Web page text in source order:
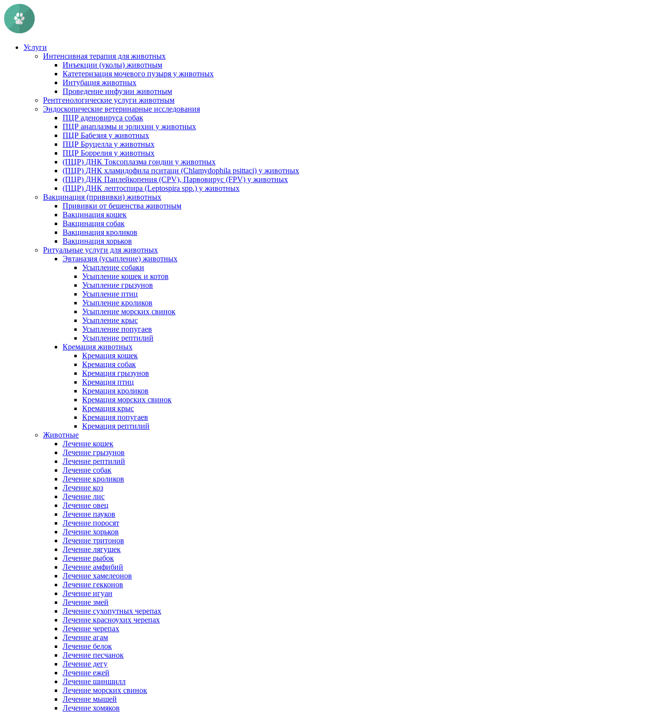
Услуги
Интенсивная терапия для животных
Инъекции (уколы) животным
Катетеризация мочевого пузыря у животных
Интубация животных
Проведение инфузии животным
Рентгенологические услуги животным
Эндоскопические ветеринарные исследования
ПЦР аденовируса собак
ПЦР анаплазмы и эрлихии у животных
ПЦР Бабезия у животных
ПЦР Бруцелла у животных
ПЦР Боррелия у животных
(ПЦР) ДНК Токсоплазма гондии у животных
(ПЦР) ДНК хламидофила пситаци (Chlamydophila psittaci) у животных
(ПЦР) ДНК Панлейкопения (CPV), Парвовирус (FPV) у животных
(ПЦР) ДНК лептоспира (Leptospira spp.) у животных
Вакцинация (прививки) животных
Прививки от бешенства животным
Вакцинация кошек
Вакцинация собак
Вакцинация кроликов
Вакцинация хорьков
Ритуальные услуги для животных
Эвтаназия (усыпление) животных
Усыпление собаки
Усыпление кошек и котов
Усыпление грызунов
Усыпление птиц
Усыпление кроликов
Усыпление морских свинок
Усыпление крыс
Усыпление попугаев
Усыпление рептилий
Кремация животных
Кремация кошек
Кремация собак
Кремация грызунов
Кремация птиц
Кремация кроликов
Кремация морских свинок
Кремация крыс
Кремация попугаев
Кремация рептилий
Животные
Лечение кошек
Лечение грызунов
Лечение рептилий
Лечение собак
Лечение кроликов
Лечение коз
Лечение лис
Лечение овец
Лечение пауков
Лечение поросят
Лечение хорьков
Лечение тритонов
Лечение лягушек
Лечение рыбок
Лечение амфибий
Лечение хамелеонов
Лечение гекконов
Лечение игуан
Лечение змей
Лечение сухопутных черепах
Лечение красноухих черепах
Лечение черепах
Лечение агам
Лечение белок
Лечение песчанок
Лечение дегу
Лечение ежей
Лечение шиншилл
Лечение морских свинок
Лечение мышей
Лечение хомяков